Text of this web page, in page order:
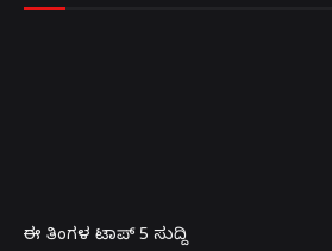
ಈ ತಿಂಗಳ ಟಾಪ್ 5 ಸುದ್ದಿ